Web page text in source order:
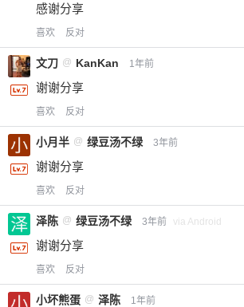
感谢分享
喜欢 反对
文刀 @ KanKan 1年前
谢谢分享
喜欢 反对
小月半 @ 绿豆汤不绿 3年前
谢谢分享
喜欢 反对
泽陈 @ 绿豆汤不绿 3年前 via Android
谢谢分享
喜欢 反对
小坏熊蛋 @ 泽陈 1年前